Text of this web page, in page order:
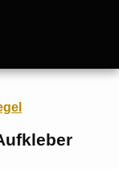
0 Positionen.